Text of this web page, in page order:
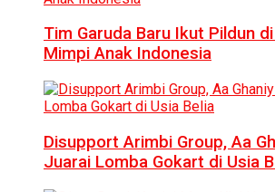
Tim Garuda Baru Ikut Pildun
Mimpi Anak Indonesia
Disupport Arimbi Group, Aa
Juarai Lomba Gokart di Usia